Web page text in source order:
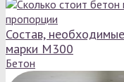
Состав,
марки М300
Бетон